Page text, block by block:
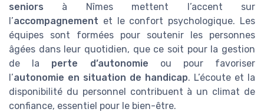
seniors à Nîmes mettent l’accent sur
l’accompagnement et le confort psychologique. Les
équipes sont formées pour soutenir les personnes
âgées dans leur quotidien, que ce soit pour la gestion
de la perte d’autonomie ou pour favoriser
l’autonomie en situation de handicap. L’écoute et la
disponibilité du personnel contribuent à un climat de
confiance, essentiel pour le bien-être.